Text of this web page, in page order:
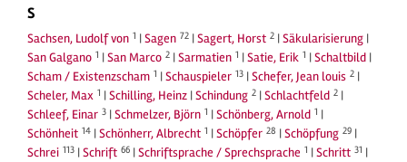
S
Sachsen, Ludolf von 1 |Sagen 72 |Sagert, Horst 2 |Säkularisierung |
San Galgano 1 |San Marco 2 |Sarmatien 1 |Satie, Erik 1 |Schaltbild |
Scham / Existenzscham 1 |Schauspieler 13 |Schefer, Jean louis 2 |
Scheler, Max 1 |Schilling, Heinz |Schindung 2 |Schlachtfeld 2 |
Schleef, Einar 3 |Schmelzer, Björn 1 |Schönberg, Arnold 1 |
Schönheit 14 |Schönherr, Albrecht 1 |Schöpfer 28 |Schöpfung 29 |
Schrei 113 |Schrift 66 |Schriftsprache / Sprechsprache 1 |Schritt 31 |